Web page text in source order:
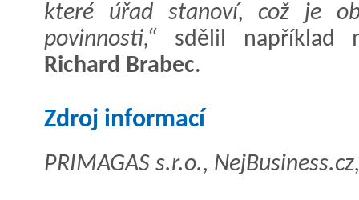
které úřad stanoví, což je
povinnosti,“ sdělil například
Richard Brabec.
Zdroj informací
PRIMAGAS s.r.o.,